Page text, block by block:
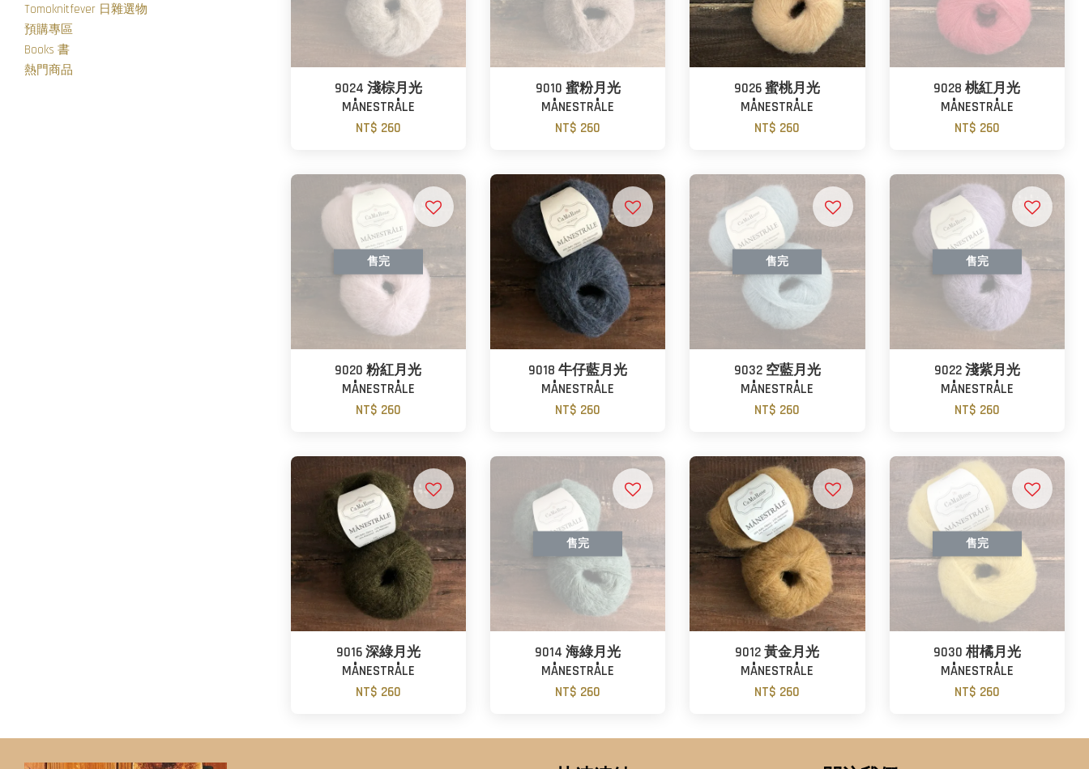
Tomoknitfever 日雜選物
預購專區
Books 書
熱門商品
9024 淺棕月光
MÅNESTRÅLE
NT$ 260
9010 蜜粉月光
MÅNESTRÅLE
NT$ 260
9026 蜜桃月光
MÅNESTRÅLE
NT$ 260
9028 桃紅月光
MÅNESTRÅLE
NT$ 260
售完
9020 粉紅月光
MÅNESTRÅLE
NT$ 260
9018 牛仔藍月光
MÅNESTRÅLE
NT$ 260
售完
9032 空藍月光
MÅNESTRÅLE
NT$ 260
售完
9022 淺紫月光
MÅNESTRÅLE
NT$ 260
9016 深綠月光
MÅNESTRÅLE
NT$ 260
售完
9014 海綠月光
MÅNESTRÅLE
NT$ 260
9012 黃金月光
MÅNESTRÅLE
NT$ 260
售完
9030 柑橘月光
MÅNESTRÅLE
NT$ 260